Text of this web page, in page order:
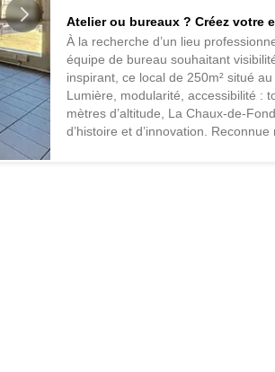
Atelier ou bureaux ? Créez votre
À la recherche d’un lieu
équipe de bureau souhaitant
inspirant, ce local de 250m² situé
Lumière, modularité, accessibilité :
mètres d’altitude, La Chaux-de-
d’histoire et d’innovation.